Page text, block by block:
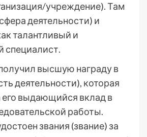
учреждение). Там
деятельности) и
талантливый и
специалист.
высшую награду в
деятельности), которая
выдающийся вклад в
работы.
звания (звание) за